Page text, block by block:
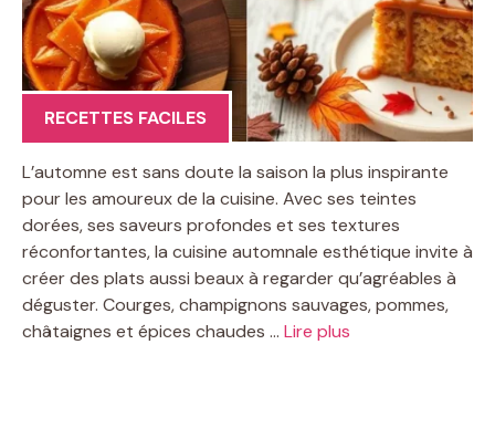
RECETTES FACILES
L’automne est sans doute la saison la plus inspirante
pour les amoureux de la cuisine. Avec ses teintes
dorées, ses saveurs profondes et ses textures
réconfortantes, la cuisine automnale esthétique invite à
créer des plats aussi beaux à regarder qu’agréables à
déguster. Courges, champignons sauvages, pommes,
châtaignes et épices chaudes … Lire plus